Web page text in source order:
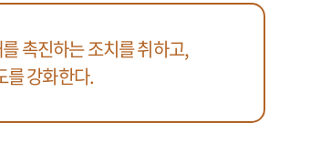
촉진하는 조치를 취하고,
를 강화한다.